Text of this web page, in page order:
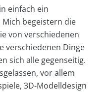
einfach ein
begeistern die
von verschiedenen
verschiedenen Dinge
sich alle gegenseitig.
vor allem
3D-Modelldesign